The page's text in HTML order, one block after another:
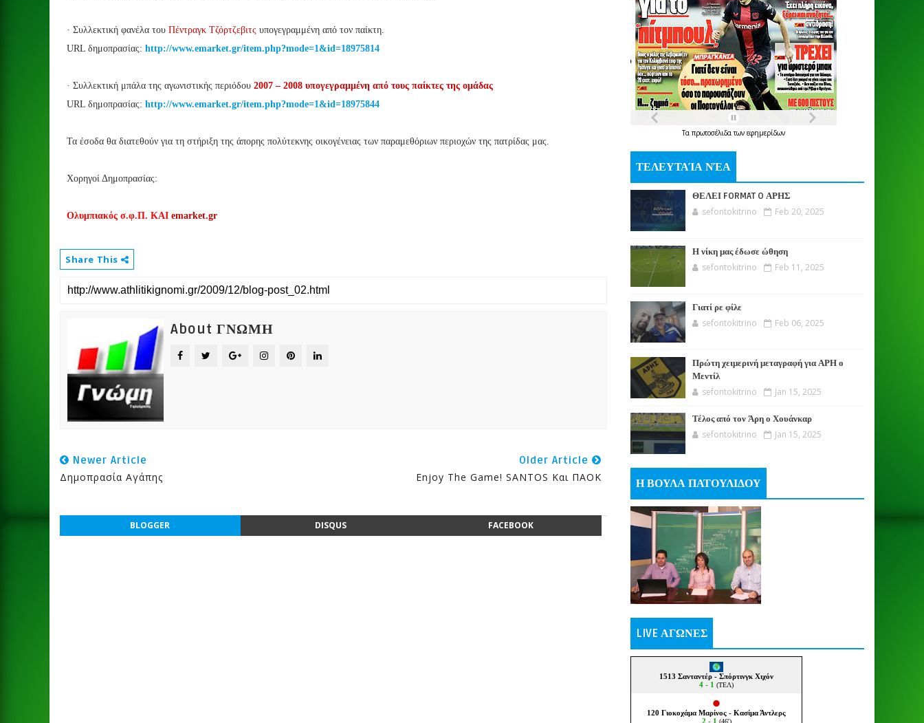
· Συλλεκτική φανέλα του Πέντραγκ Τζόρτζεβιτς υπογεγραμμένη από τον παίκτη.
URL δημοπρασίας: http://www.emarket.gr/item.php?mode=1&id=18975814
· Συλλεκτική μπάλα της αγωνιστικής περιόδου 2007 – 2008 υπογεγραμμένη από τους παίκτες της ομάδας
URL δημοπρασίας: http://www.emarket.gr/item.php?mode=1&id=18975844
Τα έσοδα θα διατεθούν για τη στήριξη της άπορης πολύτεκνης οικογένειας των παραμεθόριων περιοχών της πατρίδας μας.
Χορηγοί Δημοπρασίας:
Ολυμπιακός σ.φ.Π. ΚΑΙ emarket.gr
Share This
About ΓΝΩΜΗ
Newer Article
Δημοπρασία Αγάπης
Older Article
Enjoy The Game! SANTOS Και ΠΑΟΚ
BLOGGER DISQUS FACEBOOK
Τα πρωτοσέλιδατων εφημερίδων
ΤΕΛΕΥΤΑΊΑ ΝΈΑ
ΘΕΛΕΙ FORMAT O ΑΡΗΣ
sefontokitrino Feb 20, 2025
Η νίκη μας έδωσε ώθηση
sefontokitrino Feb 11, 2025
Γιατί ρε φίλε
sefontokitrino Feb 06, 2025
Πρώτη χειμερινή μεταγραφή για ΑΡΗ ο
Μεντίλ
sefontokitrino Jan 15, 2025
Τέλος από τον Άρη ο Χουάνκαρ
sefontokitrino Jan 15, 2025
Η ΒΟΥΛΑ ΠΑΤΟΥΛΙΔΟΥ
LIVE ΑΓΩΝΕΣ